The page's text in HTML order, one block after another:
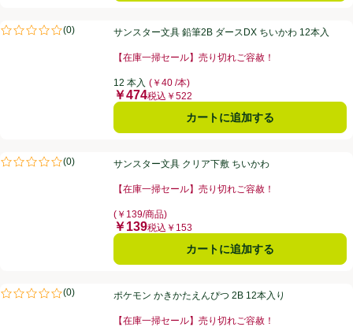
サンスター文具 鉛筆2B ダースDX ちいかわ 12本入
(0)
評価は0件のレビューで5点中0.0点。サンスター文具 鉛筆2B ダースDX ちいかわ 12本入
【在庫一掃セール】売り切れご容赦！
12 本入 (￥40 /本)
価格
￥474税込￥522
カートに追加する
サンスター文具 クリア下敷 ちいかわ
(0)
評価は0件のレビューで5点中0.0点。サンスター文具 クリア下敷 ちいかわ
【在庫一掃セール】売り切れご容赦！
(￥139/商品)
価格
￥139税込￥153
カートに追加する
ポケモン かきかたえんぴつ 2B 12本入り
(0)
評価は0件のレビューで5点中0.0点。ポケモン かきかたえんぴつ 2B 12本入り
【在庫一掃セール】売り切れご容赦！